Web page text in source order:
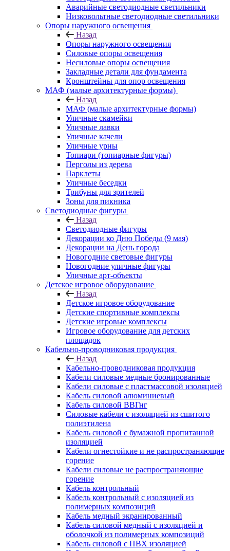
Аварийные светодиодные светильники
Низковольтные светодиодные светильники
Опоры наружного освещения
Назад
Опоры наружного освещения
Силовые опоры освещения
Несиловые опоры освещения
Закладные детали для фундамента
Кронштейны для опор освещения
МАФ (малые архитектурные формы)
Назад
МАФ (малые архитектурные формы)
Уличные скамейки
Уличные лавки
Уличные качели
Уличные урны
Топиари (топиарные фигуры)
Перголы из дерева
Парклеты
Уличные беседки
Трибуны для зрителей
Зоны для пикника
Светодиодные фигуры
Назад
Светодиодные фигуры
Декорации ко Дню Победы (9 мая)
Декорации на День города
Новогодние световые фигуры
Новогодние уличные фигуры
Уличные арт-объекты
Детское игровое оборудование
Назад
Детское игровое оборудование
Детские спортивные комплексы
Детские игровые комплексы
Игровое оборудование для детских
площадок
Кабельно-проводниковая продукция
Назад
Кабельно-проводниковая продукция
Кабели силовые медные бронированные
Кабели силовые с пластмассовой изоляцией
Кабель силовой алюминиевый
Кабель силовой ВВГнг
Силовые кабели с изоляцией из сшитого
полиэтилена
Кабель силовой с бумажной пропитанной
изоляцией
Кабели огнестойкие и не распространяющие
горение
Кабели силовые не распространяющие
горение
Кабель контрольный
Кабель контрольный с изоляцией из
полимерных композиций
Кабель медный экранированный
Кабель силовой медный с изоляцией и
оболочкой из полимерных композиций
Кабель силовой с ПВХ изоляцией